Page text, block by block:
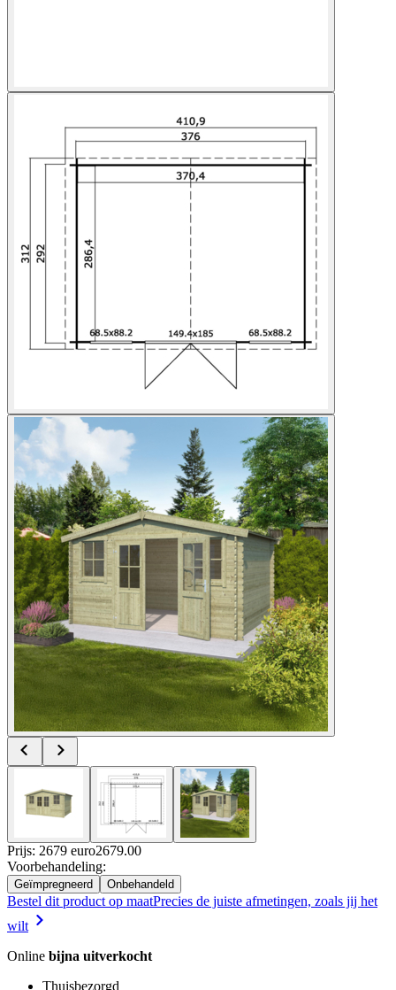
Prijs: 2679 euro2679.00
Voorbehandeling:
Geïmpregneerd Onbehandeld
Bestel dit product op maatPrecies de juiste afmetingen, zoals jij het
wilt
Online bijna uitverkocht
Thuisbezorgd